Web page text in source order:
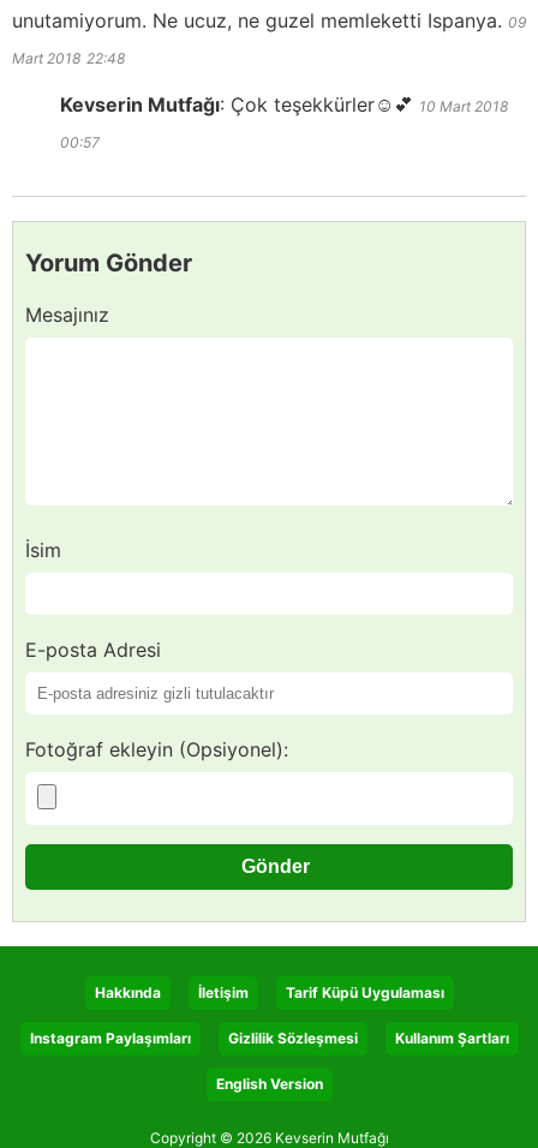
unutamiyorum. Ne ucuz, ne guzel memleketti Ispanya. 09
Mart 2018 22:48
Kevserin Mutfağı: Çok teşekkürler☺️💕 10 Mart 2018
00:57
Yorum Gönder
Mesajınız
İsim
E-posta Adresi
Fotoğraf ekleyin (Opsiyonel):
Hakkında İletişim Tarif Küpü Uygulaması
Instagram Paylaşımları Gizlilik Sözleşmesi Kullanım Şartları
English Version
Copyright © 2026 Kevserin Mutfağı